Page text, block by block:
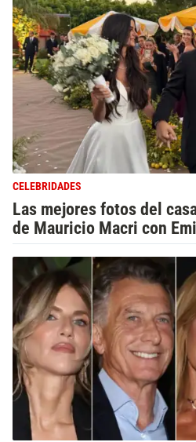
CELEBRIDADES
Las mejores fotos del
de Mauricio Macri con